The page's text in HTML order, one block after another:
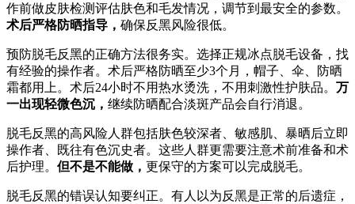
作前做皮肤检测评估肤色和毛发情况，调节到最安全的参数。
术后严格防晒指导， 确保反黑风险很低。
预防脱毛反黑的正确方法很务实。选择正规冰点脱毛设备，找
有经验的操作者。术后严格防晒至少3个月，帽子、伞、防晒
霜都用上。术后24小时不用热水烫洗，不用刺激性护肤品。 万
一出现轻微色沉， 继续防晒配合淡斑产品会自行消退。
脱毛反黑的高风险人群包括肤色较深者、敏感肌、暴晒后立即
操作者、既往有色沉史者。这些人群更需要注意术前准备和术
后护理。 但不是不能做， 更保守的方案可以完成脱毛。
脱毛反黑的错误认知要纠正。有人以为反黑是正常的后遗症，